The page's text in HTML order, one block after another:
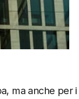
ma anche per i